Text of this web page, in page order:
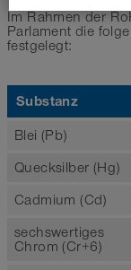
Im Rahmen der
Parlament die
festgelegt:
Substanz
Blei (Pb)
Quecksilber (Hg)
Cadmium (Cd)
sechswertiges
Chrom (Cr+6)